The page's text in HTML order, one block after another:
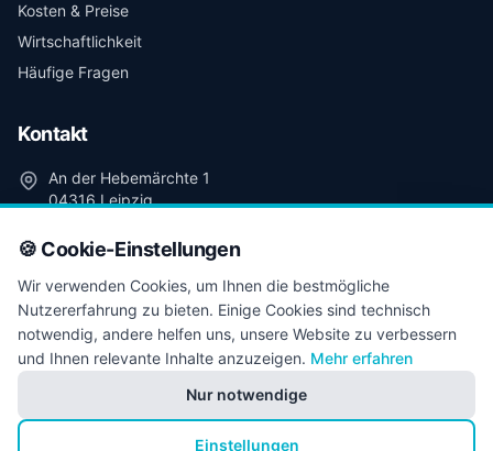
Kosten & Preise
Wirtschaftlichkeit
Häufige Fragen
Kontakt
An der Hebemärchte 1
04316 Leipzig
Kostenlose Beratung
© 2026 Presolaris UG (haftungsbeschränkt). Alle Rechte
🍪 Cookie-Einstellungen
Wir verwenden Cookies, um Ihnen die bestmögliche
Nutzererfahrung zu bieten. Einige Cookies sind technisch
notwendig, andere helfen uns, unsere Website zu verbessern
und Ihnen relevante Inhalte anzuzeigen. Mehr erfahren
Nur notwendige
Einstellungen